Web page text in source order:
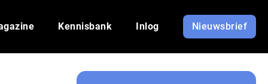
Kennisbank Inlog Nieuwsbrief